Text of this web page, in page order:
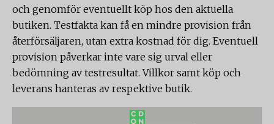
och genomför eventuellt köp hos den aktuella
butiken. Testfakta kan få en mindre provision från
återförsäljaren, utan extra kostnad för dig. Eventuell
provision påverkar inte vare sig urval eller
bedömning av testresultat. Villkor samt köp och
leverans hanteras av respektive butik.